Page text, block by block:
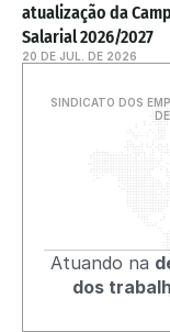
atualização da
Salarial 2026/2027
20 DE JUL. DE 2026
SINDICATO DOS
Atuando na
dos